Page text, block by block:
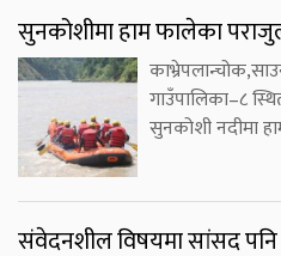
सुनकोशीमा हाम फालेका
गाउँपालिका–८
सुनकोशी नदीमा
संवेदनशील विषयमा सांसद पनि